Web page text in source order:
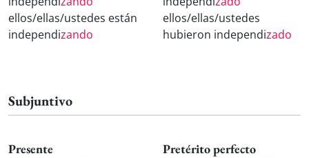
ellos/ellas/ustedes están
independizando
ellos/ellas/ustedes
hubieron independizado
Subjuntivo
Presente Pretérito perfecto